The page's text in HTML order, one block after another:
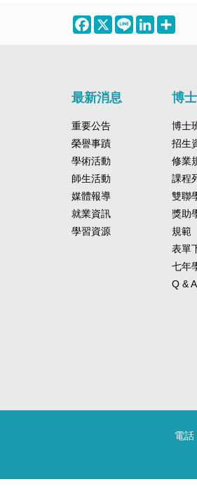
Facebook
X Line LinkedIn
最新消息
重要公告
榮譽事蹟
學術活動
師生活動
媒體報導
就業資訊
學習資源
博
博士
招生
修業
課程
雙聯
獎助
規範
表單
七年
Q &
電